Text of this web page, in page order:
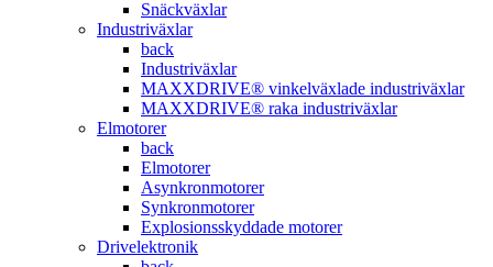
Snäckväxlar
Industriväxlar
back
Industriväxlar
MAXXDRIVE® vinkelväxlade industriväxlar
MAXXDRIVE® raka industriväxlar
Elmotorer
back
Elmotorer
Asynkronmotorer
Synkronmotorer
Explosionsskyddade motorer
Drivelektronik